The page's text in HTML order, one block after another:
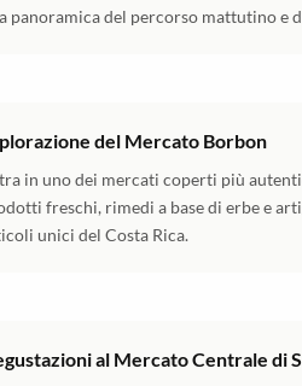
panoramica del percorso mattutino e
del Mercato Borbon
in uno dei mercati coperti più
freschi, rimedi a base di erbe e
unici del Costa Rica.
al Mercato Centrale di